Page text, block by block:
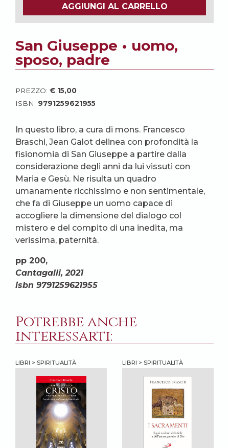
AGGIUNGI AL CARRELLO
San Giuseppe • uomo,
sposo, padre
PREZZO: € 15,00
ISBN: 9791259621955
In questo libro, a cura di mons. Francesco
Braschi, Jean Galot delinea con profondità la
fisionomia di San Giuseppe a partire dalla
considerazione degli anni da lui vissuti con
Maria e Gesù. Ne risulta un quadro
umanamente ricchissimo e non sentimentale,
che fa di Giuseppe un uomo capace di
accogliere la dimensione del dialogo col
mistero e del compito di una inedita, ma
verissima, paternità.
pp 200,
Cantagalli, 2021
isbn 9791259621955
Potrebbe anche
interessarti:
LIBRI > SPIRITUALITÀ LIBRI > SPIRITUALITÀ